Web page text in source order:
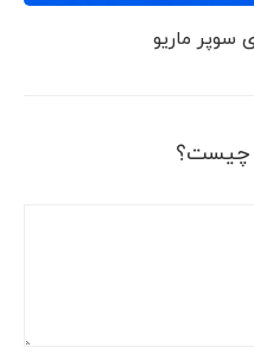
سوپر ماریو
چیست؟